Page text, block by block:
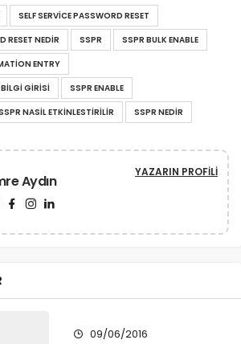
SELF SERVICE PASSWORD RESET
RESET NEDIR
SSPR
SSPR BULK ENABLE
ENTRY
GIRISI
SSPR ENABLE
NASIL ETKINLESTIRILIR SSPR NEDIR
Aydın YAZARIN PROFILI
09/06/2016